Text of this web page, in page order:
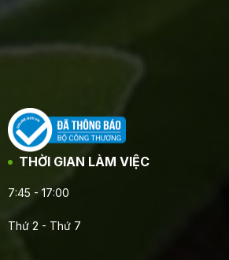
THỜI GIAN LÀM VIỆC
7:45 - 17:00
Thứ 2 - Thứ 7